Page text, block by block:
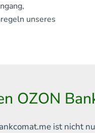
unseres
OZON
ist nicht